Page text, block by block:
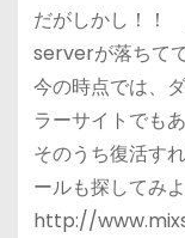
だがしかし！！
serverが落ちて
今の時点では、
ラーサイトでも
そのうち復活す
ールも探してみよ
http://